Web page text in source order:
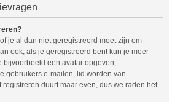
je al dan niet geregistreerd moet zijn om
ook, als je geregistreerd bent kun je meer
een avatar opgeven,
gebruikers e-mailen, lid worden van
duurt maar even, dus we raden het